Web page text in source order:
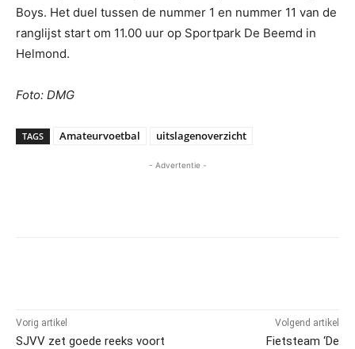
Boys. Het duel tussen de nummer 1 en nummer 11 van de
ranglijst start om 11.00 uur op Sportpark De Beemd in
Helmond.
Foto: DMG
TAGS Amateurvoetbal uitslagenoverzicht
- Advertentie -
Vorig artikel
SJVV zet goede reeks voort
Volgend artikel
Fietsteam ‘De